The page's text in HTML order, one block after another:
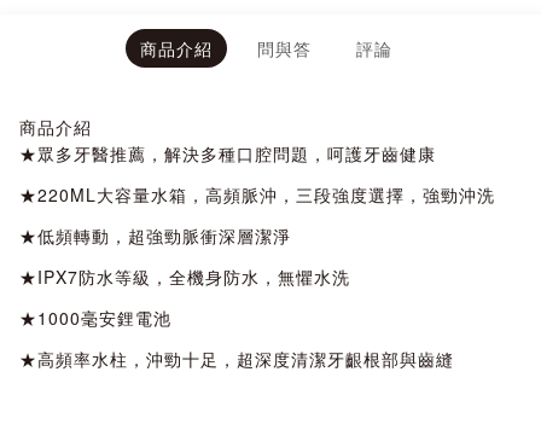
商品介紹 問與答 評論
商品介紹
★眾多牙醫推薦，解決多種口腔問題，呵護牙齒健康
★220ML大容量水箱，高頻脈沖，三段強度選擇，強勁沖洗
★低頻轉動，超強勁脈衝深層潔淨
★IPX7防水等級，全機身防水，無懼水洗
★1000毫安鋰電池
★高頻率水柱，沖勁十足，超深度清潔牙齦根部與齒縫